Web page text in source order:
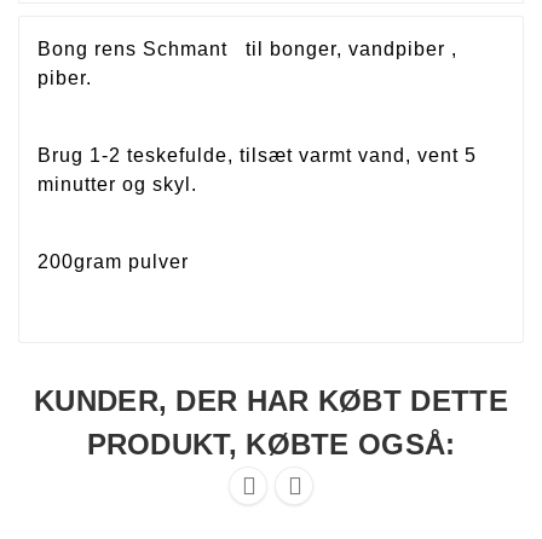
Bong rens Schmant til bonger, vandpiber ,
piber.
Brug 1-2 teskefulde, tilsæt varmt vand , vent 5
minutter og skyl .
200gram pulver
KUNDER, DER HAR KØBT DETTE
PRODUKT, KØBTE OGSÅ:
 